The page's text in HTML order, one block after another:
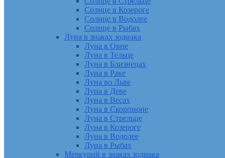
Солнце в Козероге
Солнце в Водолее
Солнце в Рыбах
Луна в знаках зодиака
Луна в Овне
Луна в Тельце
Луна в Близнецах
Луна в Раке
Луна во Льве
Луна в Деве
Луна в Весах
Луна в Скорпионе
Луна в Стрельце
Луна в Козероге
Луна в Водолее
Луна в Рыбах
Меркурий в знаках зодиака